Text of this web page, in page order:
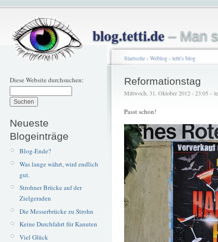
blog.tetti.de– Man
Diese Website durchsuchen:
Neueste
Blogeinträge
Blog-Ende?
Was lange währt, wird endlich
gut.
Strohner Brücke auf der
Zielgeraden
Die Messerbrücke zu Strohn
Keine Durchfahrt für Kanuten
Viel Glück
Startseite› Weblog› tetti's blog
Reformationstag
Mittwoch, 31. Oktober 2012 - 23:05 –
Passt schon!